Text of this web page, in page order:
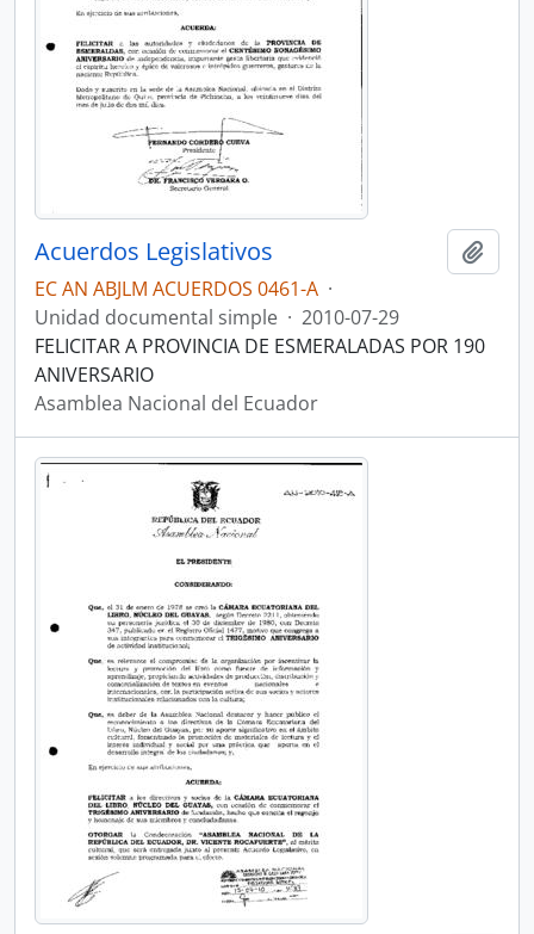
Acuerdos Legislativos
EC AN ABJLM ACUERDOS 0461-A ·
Unidad documental simple · 2010-07-29
FELICITAR A PROVINCIA DE ESMERALADAS POR 190
ANIVERSARIO
Asamblea Nacional del Ecuador